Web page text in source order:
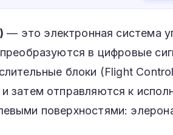
— это электронная система
в цифровые
блоки (Flight
затем отправляются к
поверхностями: